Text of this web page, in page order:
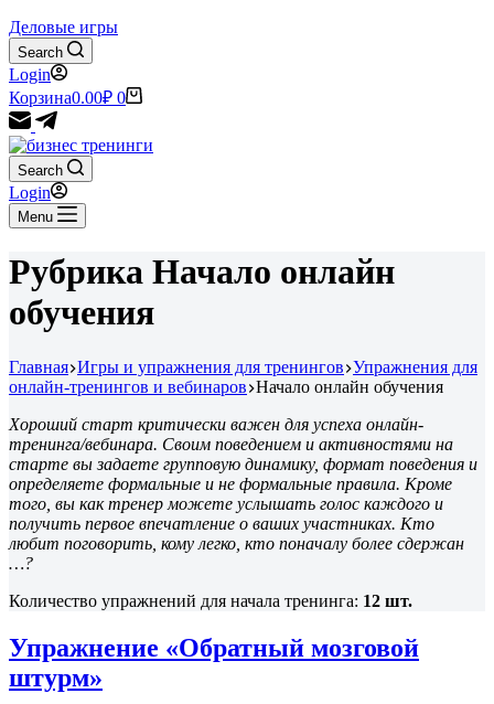
Деловые игры
Search
Login
Корзина0.00₽ 0
Search
Login
Menu
Рубрика Начало онлайн
обучения
Главная Игры и упражнения для тренингов Упражнения для
онлайн-тренингов и вебинаров Начало онлайн обучения
Хороший старт критически важен для успеха онлайн-
тренинга/вебинара. Своим поведением и активностями на
старте вы задаете групповую динамику, формат поведения и
определяете формальные и не формальные правила. Кроме
того, вы как тренер можете услышать голос каждого и
получить первое впечатление о ваших участниках. Кто
любит поговорить, кому легко, кто поначалу более сдержан
…?
Количество упражнений для начала тренинга: 12 шт.
Упражнение «Обратный мозговой
штурм»